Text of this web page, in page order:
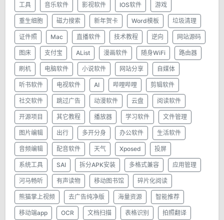
工具 音乐软件 影视软件 IOS软件 游戏
重生细胞 磁力搜索 新年贺卡 Word模板 垃圾清理
证件照 Mac 直播软件 技术教程 逆向 网站源码
图床 支付宝 AList 漫画软件 随身WiFi 路由器
刷机 电脑软件 小说软件 网站分享 自媒体
听书软件 电视软件 AI 哔哩哔哩 剪辑软件
社交软件 跳过广告 动漫软件 云盘 阅读软件
开源项目 其它教程 播放器 学习软件 文件管理
图片编辑 出行 多开分身 办公软件 生活软件
音频编辑 配音软件 天气 Xposed 投屏
系统工具 SAI 拆分APK安装 多格式兼容 应用管理
河马畅听 有声读物 移动图书馆 碎片化阅读
熊猫掌上视频 去广告纯净版 海量资源 智能推荐
移动端app OCR 文档扫描 表格识别 拍照翻译